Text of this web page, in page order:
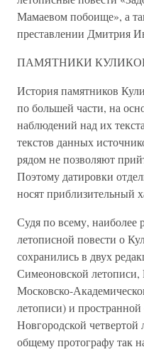
Мамаевом побоище», а
преставлении Дмитрия
ПАМЯТНИКИ
История памятников
по большей части, на
наблюдений над их
текстов данных
рядом не позволяют
Поэтому датировки
носят приблизительный
Судя по всему, наиболее
летописной повести о
сохранились в двух
Симеоновской летописи,
Московско-
летописи) и
Новгородской
общему протографу так